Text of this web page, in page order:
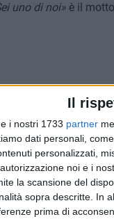
Il
i nostri 1733 partner
dati personali,
personalizzati,
noi e i
la scansione del
sopra descritte. In
prima di
uno di noi»è il
Trani